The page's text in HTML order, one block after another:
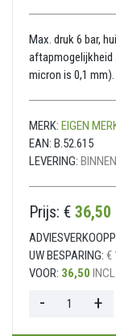
Max. druk 6 bar,
aftapmogelijkheid
micron is 0,1 mm).
MERK: EIGEN
EAN: B.52.615
LEVERING:
Prijs: € 36,50
UW BESPARING: €
VOOR: 36,50